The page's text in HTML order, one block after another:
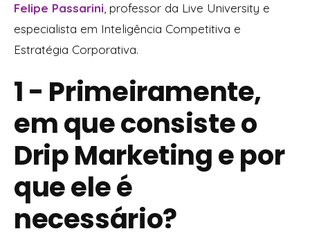
Felipe Passarini , professor da Live University e
especialista em Inteligência Competitiva e
Estratégia Corporativa.
1 - Primeiramente,
em que consiste o
Drip Marketing e por
que ele é
necessário?